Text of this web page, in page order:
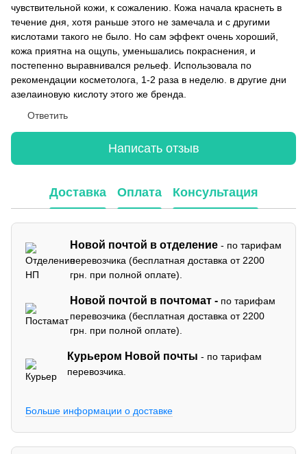
чувствительной кожи, к сожалению. Кожа начала краснеть в
течение дня, хотя раньше этого не замечала и с другими
кислотами такого не было. Но сам эффект очень хороший,
кожа приятна на ощупь, уменьшались покраснения, и
постепенно выравнивался рельеф. Использовала по
рекомендации косметолога, 1-2 раза в неделю. в другие дни
азелаиновую кислоту этого же бренда.
Ответить
Написать отзыв
Доставка Оплата Консультация
Новой почтой в отделение - по тарифам
перевозчика (бесплатная доставка от 2200
грн. при полной оплате).
Новой почтой в почтомат - по тарифам
перевозчика (бесплатная доставка от 2200
грн. при полной оплате).
Курьером Новой почты - по тарифам
перевозчика.
Больше информации о доставке